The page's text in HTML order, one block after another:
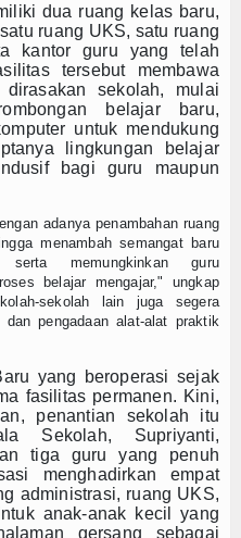
dua ruang kelas baru,
ruang UKS, satu ruang
kantor guru yang telah
tersebut membawa
sekolah, mulai
belajar baru,
untuk mendukung
lingkungan belajar
bagi guru maupun
adanya penambahan ruang
menambah semangat baru
memungkinkan guru
belajar mengajar," ungkap
sekolah lain juga segera
pengadaan alat-alat praktik
yang beroperasi sejak
fasilitas permanen. Kini,
penantian sekolah itu
Sekolah, Supriyanti,
tiga guru yang penuh
menghadirkan empat
administrasi, ruang UKS,
anak-anak kecil yang
gersang sebagai